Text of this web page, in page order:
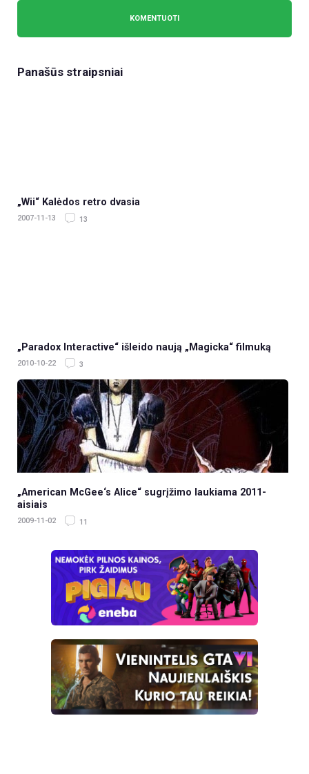
Panašūs straipsniai
„Wii“ Kalėdos retro dvasia
2007-11-13 13
„Paradox Interactive“ išleido naują „Magicka“ filmuką
2010-10-22 3
„American McGee‘s Alice“ sugrįžimo laukiama 2011-
aisiais
2009-11-02 11